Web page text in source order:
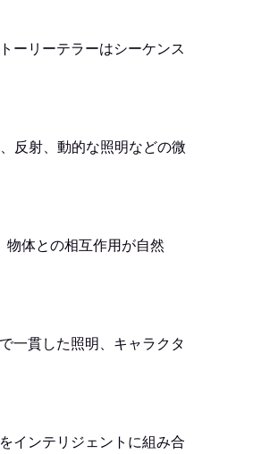
ーリーテラーはシーケンス
反射、動的な照明などの微
体との相互作用が自然
一貫した照明、キャラクタ
インテリジェントに組み合